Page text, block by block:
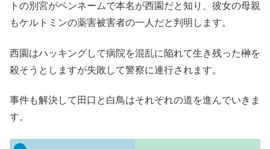
トの別宮がペンネームで本名が西園だと知り、彼女の母親
もケルトミンの薬害被害者の一人だと判明します。
西園はハッキングして病院を混乱に陥れて生き残った榊を
殺そうとしますが失敗して警察に連行されます。
事件も解決して田口と白鳥はそれぞれの道を進んでいきま
す。